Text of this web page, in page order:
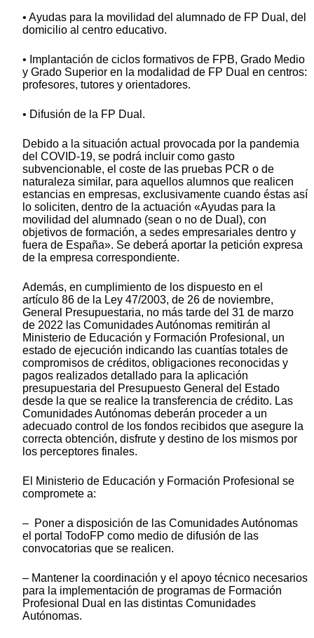
• Ayudas para la movilidad del alumnado de FP Dual, del
domicilio al centro educativo.
• Implantación de ciclos formativos de FPB, Grado Medio
y Grado Superior en la modalidad de FP Dual en centros:
profesores, tutores y orientadores.
• Difusión de la FP Dual.
Debido a la situación actual provocada por la pandemia
del COVID-19, se podrá incluir como gasto
subvencionable, el coste de las pruebas PCR o de
naturaleza similar, para aquellos alumnos que realicen
estancias en empresas, exclusivamente cuando éstas así
lo soliciten, dentro de la actuación «Ayudas para la
movilidad del alumnado (sean o no de Dual), con
objetivos de formación, a sedes empresariales dentro y
fuera de España». Se deberá aportar la petición expresa
de la empresa correspondiente.
Además, en cumplimiento de los dispuesto en el
artículo 86 de la Ley 47/2003, de 26 de noviembre,
General Presupuestaria, no más tarde del 31 de marzo
de 2022 las Comunidades Autónomas remitirán al
Ministerio de Educación y Formación Profesional, un
estado de ejecución indicando las cuantías totales de
compromisos de créditos, obligaciones reconocidas y
pagos realizados detallado para la aplicación
presupuestaria del Presupuesto General del Estado
desde la que se realice la transferencia de crédito. Las
Comunidades Autónomas deberán proceder a un
adecuado control de los fondos recibidos que asegure la
correcta obtención, disfrute y destino de los mismos por
los perceptores finales.
El Ministerio de Educación y Formación Profesional se
compromete a:
– Poner a disposición de las Comunidades Autónomas
el portal TodoFP como medio de difusión de las
convocatorias que se realicen.
– Mantener la coordinación y el apoyo técnico necesarios
para la implementación de programas de Formación
Profesional Dual en las distintas Comunidades
Autónomas.